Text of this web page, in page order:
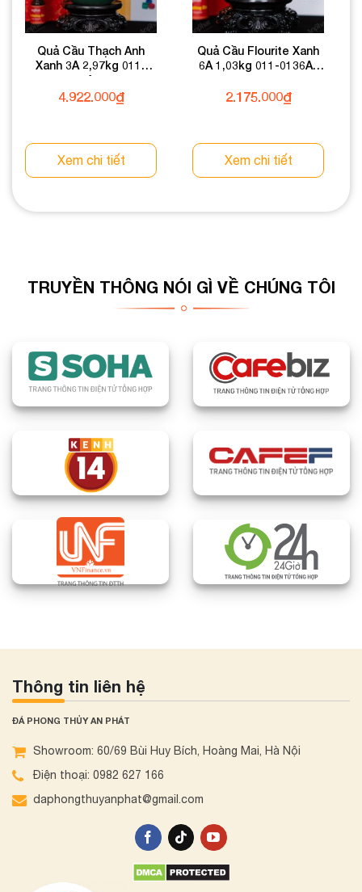
Quả Cầu Thạch Anh
Xanh 3A 2,97kg 011-
0933A-2,97
4.922.000₫
Xem chi tiết
Quả Cầu Flourite Xanh
6A 1,03kg 011-0136A-
2.175.000₫
Xem chi tiết
TRUYỀN THÔNG NÓI GÌ VỀ CHÚNG TÔI
Thông tin liên hệ
ĐÁ PHONG THỦY AN PHÁT
Showroom: 60/69 Bùi Huy Bích, Hoàng Mai, Hà Nội
Điện thoại: 0982 627 166
daphongthuyanphat@gmail.com